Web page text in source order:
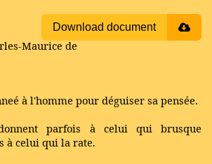
Download document
Maurice de
à l'homme pour déguiser sa pensée.
parfois à celui qui brusque
à celui qui la rate.